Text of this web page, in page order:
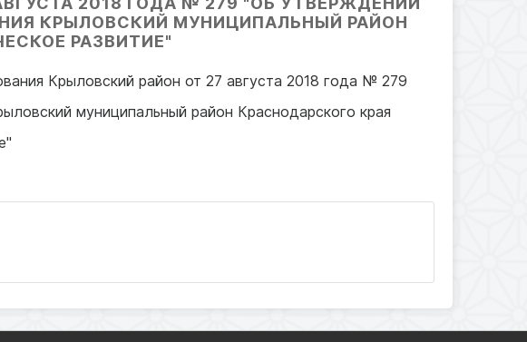
КРЫЛОВСКИЙ МУНИЦИПАЛЬНЫЙ РАЙОН
РАЗВИТИЕ"
Крыловский район от 27 августа 2018 года № 279
муниципальный район Краснодарского края